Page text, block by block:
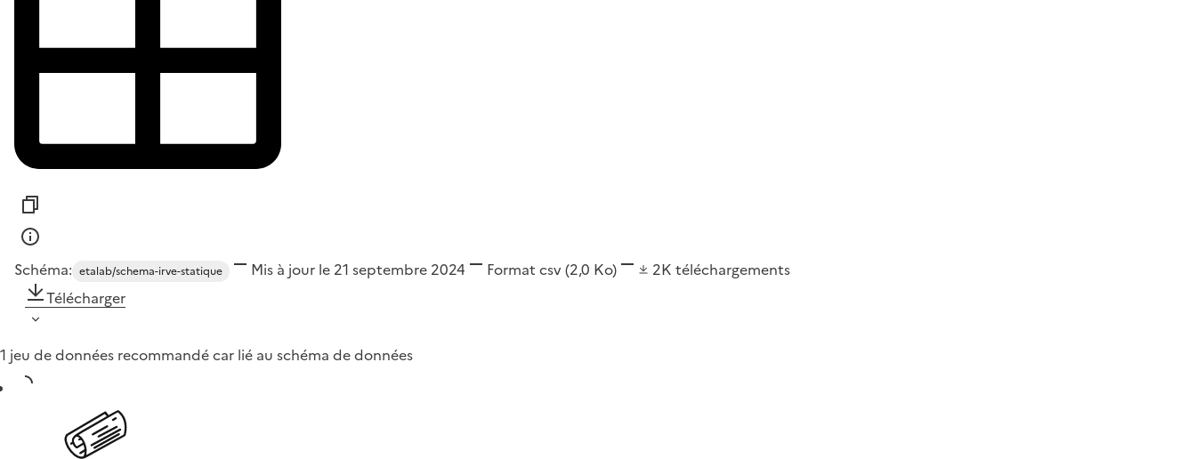
Schéma: etalab/schema-irve-statique Mis à jour le 21 septembre 2024 Format csv(2,0 Ko) 2K téléchargements
Télécharger
1 jeu de données recommandé car lié au schéma de données